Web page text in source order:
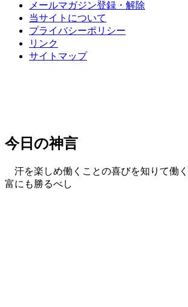
メールマガジン登録・解除
当サイトについて
プライバシーポリシー
リンク
サイトマップ
今日の神言
汗を楽しめ働くことの喜びを知りて働
富にも勝るべし